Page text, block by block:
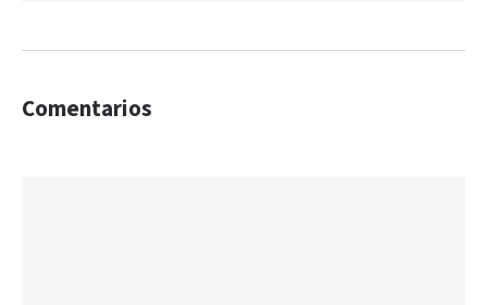
Comentarios